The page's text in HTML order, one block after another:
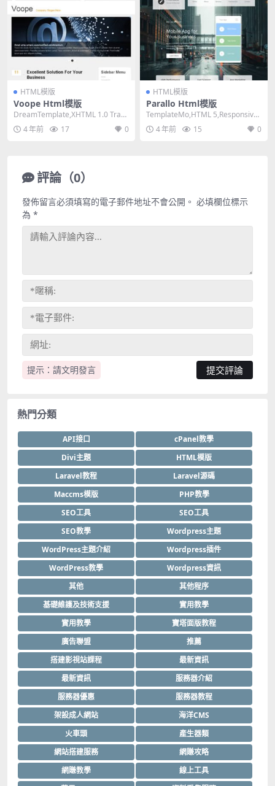
HTML模版
Voope Html模版
DreamTemplate,XHTML 1.0 Trans
itional,Fix...
4 年前 17 0
HTML模版
Parallo Html模版
TemplateMo,HTML 5,Responsive,
3 Columns,...
4 年前 15 0
評論（0）
提示：請文明發言
發佈留言必須填寫的電子郵件地址不會公開。 必填欄位標示
為 *
熱門分類
API接口
cPanel教學
Divi主題
HTML模版
Laravel教程
Laravel源碼
Maccms模版
PHP教學
SEO工具
SEO工具
SEO教學
Wordpress主題
WordPress主題介紹
Wordpress插件
WordPress教學
Wordpress資訊
其他
其他程序
基礎維護及技術支援
實用教學
實用教學
寶塔面版教程
廣告聯盟
推薦
搭建影視站課程
最新資訊
最新資訊
服務器介紹
服務器優惠
服務器教程
架設成人網站
海洋CMS
火車頭
產生器類
網站搭建服務
網賺攻略
網賺教學
線上工具